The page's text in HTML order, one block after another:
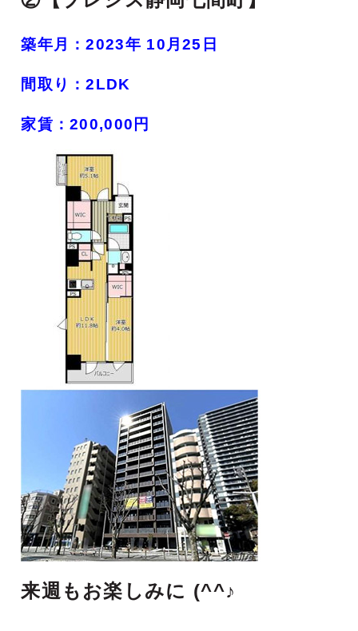
築年月：2023年 10月25日
間取り：2LDK
家賃：200,000円
来週もお楽しみに (^^♪